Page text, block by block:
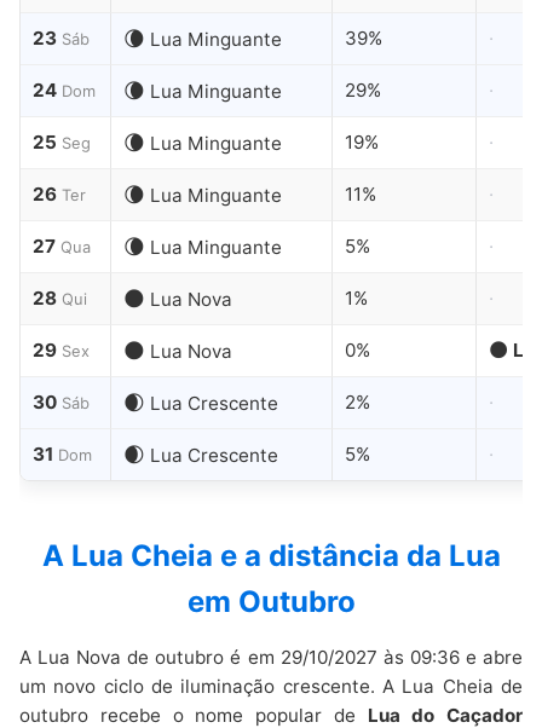
23 Sáb 🌘 Lua Minguante 39% ·
24 Dom 🌘 Lua Minguante 29% ·
25 Seg 🌘 Lua Minguante 19% ·
26 Ter 🌘 Lua Minguante 11% ·
27 Qua 🌘 Lua Minguante 5% ·
28 Qui 🌑 Lua Nova 1% ·
29 Sex 🌑 Lua Nova 0% 🌑
30 Sáb 🌒 Lua Crescente 2% ·
31 Dom 🌒 Lua Crescente 5% ·
A Lua Cheia e a distância da Lua
em Outubro
A Lua Nova de outubro é em 29/10/2027 às 09:36 e abre
um novo ciclo de iluminação crescente. A Lua Cheia de
outubro recebe o nome popular de Lua do Caçador